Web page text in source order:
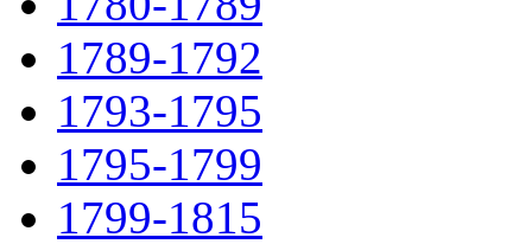
1789-1792
1793-1795
1795-1799
1799-1815